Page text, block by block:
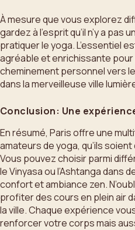
À mesure que vous explorez
gardez à l’esprit qu’il n’y a
pratiquer le yoga. L’essentiel
agréable et enrichissante
cheminement personnel vers
dans la merveilleuse ville
Conclusion: Une
En résumé, Paris offre une
amateurs de yoga, qu’ils
Vous pouvez choisir parmi
le Vinyasa ou l’Ashtanga dans
confort et ambiance zen.
profiter des cours en plein air
la ville. Chaque expérience
renforcer votre corps mais